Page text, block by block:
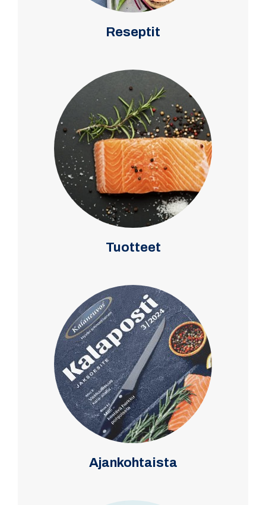
Reseptit
Tuotteet
Ajankohtaista